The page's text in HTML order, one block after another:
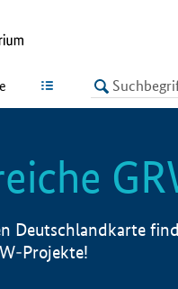
LISTE
Deutschlandkarte
Projekte!